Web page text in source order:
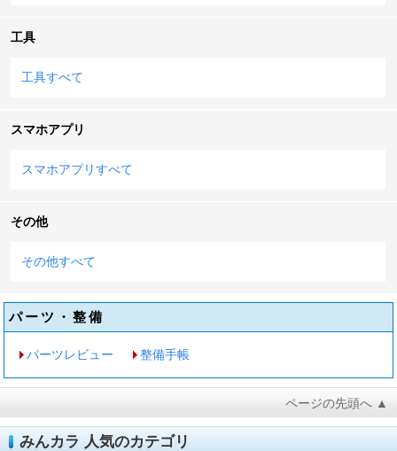
工具
工具すべて
スマホアプリ
スマホアプリすべて
その他
その他すべて
パーツ・整備
パーツレビュー 整備手帳
ページの先頭へ ▲
みんカラ 人気のカテゴリ